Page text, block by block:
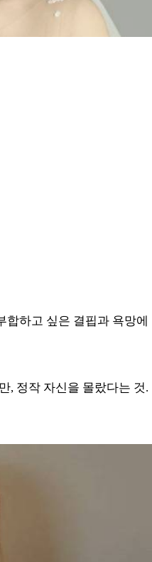
합하고 싶은 결핍과 욕망에
, 정작 자신을 몰랐다는 것.